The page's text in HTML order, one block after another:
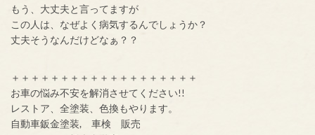
もう、大丈夫と言ってますが
この人は、なぜよく病気するんでしょうか？
丈夫そうなんだけどなぁ？？
＋＋＋＋＋＋＋＋＋＋＋＋＋＋＋＋＋＋＋
お車の悩み不安を解消させてください!!
レストア、全塗装、色換もやります。
自動車鈑金塗装, 車検 販売